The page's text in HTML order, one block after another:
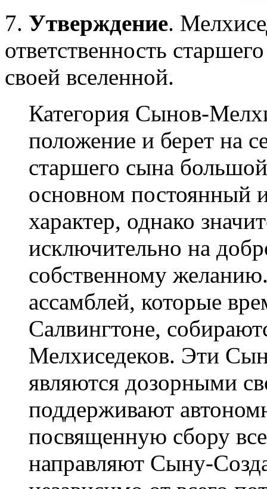
7. Утверждение.
ответственность
своей вселенной.
Категория Сынов-
положение и берет на
старшего сына
основном постоянный
характер, однако
исключительно на
собственному
ассамблей, которые
Салвингтоне,
Мелхиседеков. Эти
являются дозорными
поддерживают
посвященную сбору
направляют Сыну-